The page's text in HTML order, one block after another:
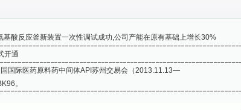
酸反应釜新装置一次性调试成功,公司产能在原有基础上增长30%
开通
国际医药原料药中间体API苏州交易会（2013.11.13—
。